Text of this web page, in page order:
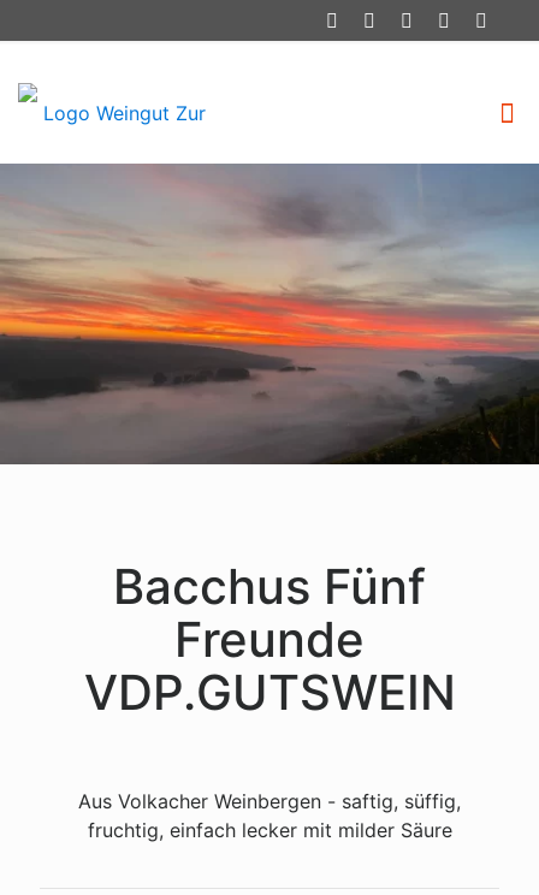
Bacchus Fünf
Freunde
VDP.GUTSWEIN
Aus Volkacher Weinbergen - saftig, süffig,
fruchtig, einfach lecker mit milder Säure